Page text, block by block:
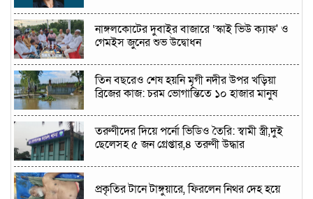
নাঙ্গলকোটের দুবাইর বাজারে ‘স্কাই ভিউ ক্যাফ' ও
গেমইস জুনের শুভ উদ্বোধন
তিন বছরেও শেষ হয়নি মৃগী নদীর উপর খড়িয়া
ব্রিজের কাজ: চরম ভোগান্তিতে ১০ হাজার মানুষ
তরুণীদের দিয়ে পর্নো ভিডিও তৈরি: স্বামী স্ত্রী,দুই
ছেলেসহ ৫ জন গ্রেপ্তার,৪ তরুণী উদ্ধার
প্রকৃতির টানে টাঙ্গুয়ারে, ফিরলেন নিথর দেহ হয়ে